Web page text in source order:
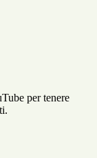
per tenere